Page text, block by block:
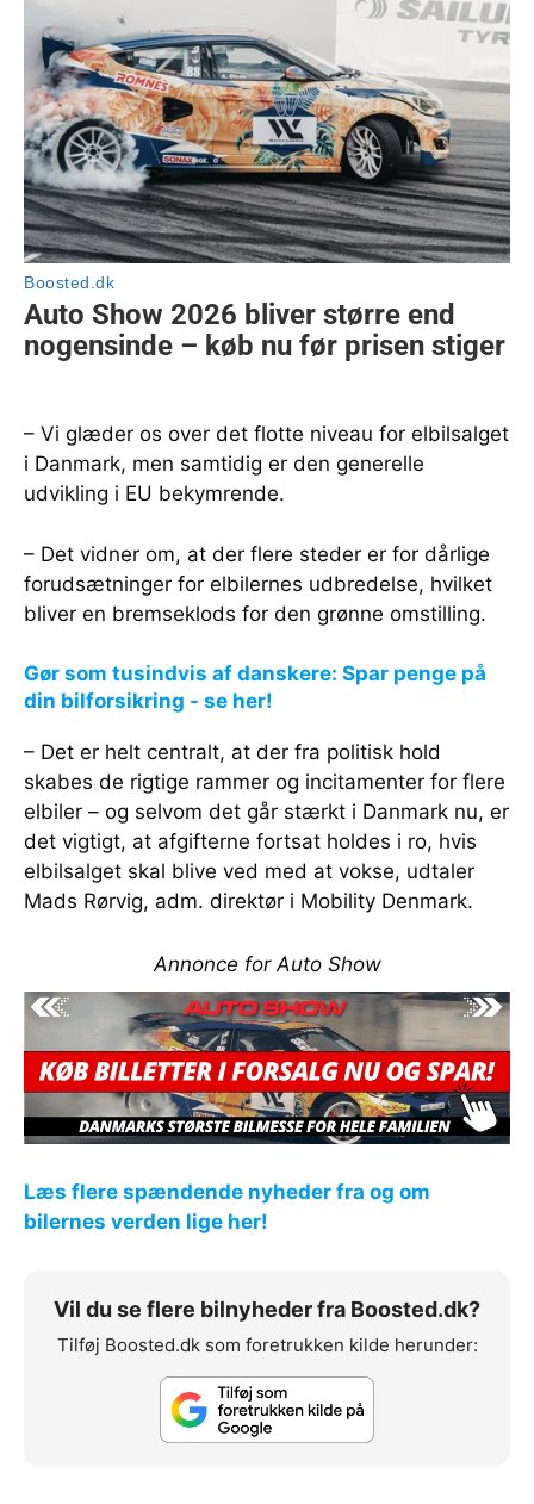
– Vi glæder os over det flotte niveau for elbilsalget
i Danmark, men samtidig er den generelle
udvikling i EU bekymrende.
– Det vidner om, at der flere steder er for dårlige
forudsætninger for elbilernes udbredelse, hvilket
bliver en bremseklods for den grønne omstilling.
Gør som tusindvis af danskere: Spar penge på
din bilforsikring - se her!
– Det er helt centralt, at der fra politisk hold
skabes de rigtige rammer og incitamenter for flere
elbiler – og selvom det går stærkt i Danmark nu, er
det vigtigt, at afgifterne fortsat holdes i ro, hvis
elbilsalget skal blive ved med at vokse, udtaler
Mads Rørvig, adm. direktør i Mobility Denmark.
Annonce for Auto Show
Læs flere spændende nyheder fra og om
bilernes verden lige her!
Vil du se flere bilnyheder fra Boosted.dk?
Tilføj Boosted.dk som foretrukken kilde herunder: